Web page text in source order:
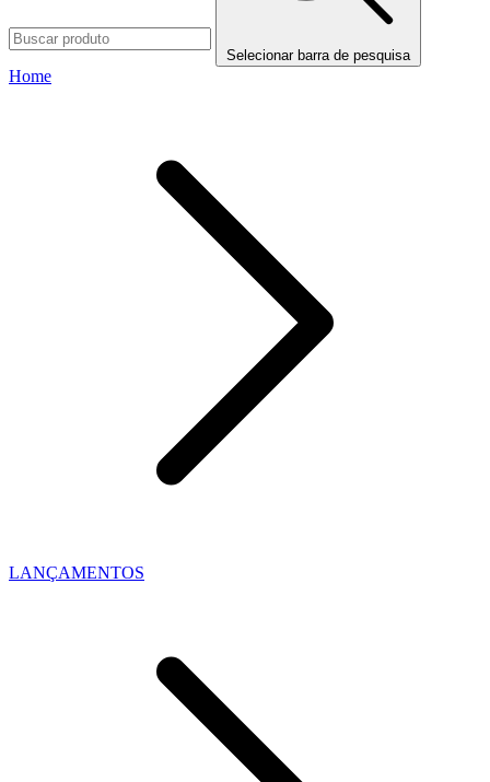
Selecionar barra de pesquisa
Home
LANÇAMENTOS